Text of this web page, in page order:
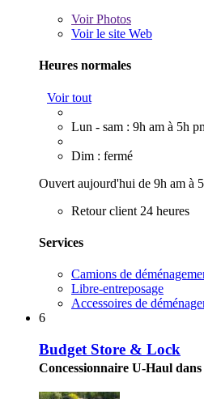
VoirPhotos
Voir le site Web
Heures normales
Voir tout
Lun - sam : 9h am à 5h
Dim : fermé
Ouvert aujourd'hui de 9h am à
Retour client 24 heures
Services
Camions de
Libre-entreposage
Accessoires de
6
Budget Store & Lock
Concessionnaire U-Haul dans